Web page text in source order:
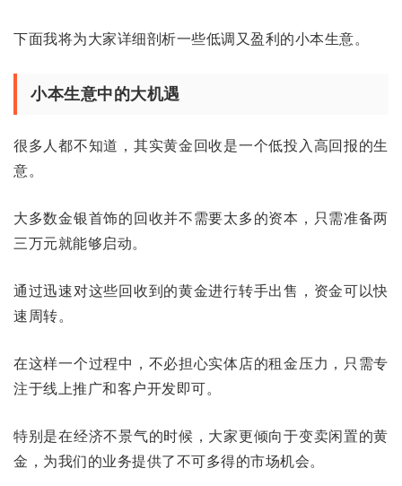
下面我将为大家详细剖析一些低调又盈利的小本生意。
小本生意中的大机遇
很多人都不知道，其实黄金回收是一个低投入高回报的生
意。
大多数金银首饰的回收并不需要太多的资本，只需准备两
三万元就能够启动。
通过迅速对这些回收到的黄金进行转手出售，资金可以快
速周转。
在这样一个过程中，不必担心实体店的租金压力，只需专
注于线上推广和客户开发即可。
特别是在经济不景气的时候，大家更倾向于变卖闲置的黄
金，为我们的业务提供了不可多得的市场机会。